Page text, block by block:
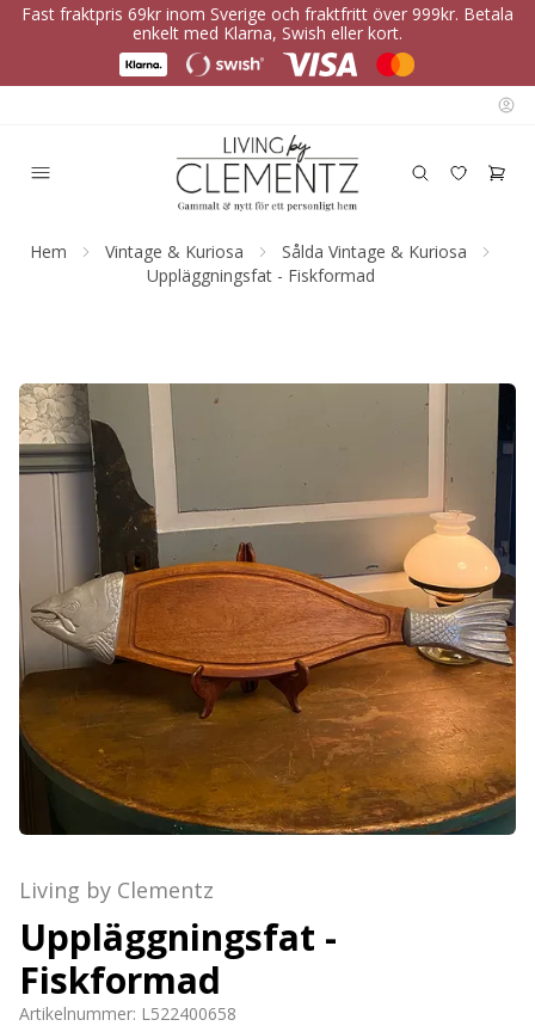
Fast fraktpris 69kr inom Sverige och fraktfritt över 999kr. Betala
enkelt med Klarna, Swish eller kort.
Hem Vintage & Kuriosa
Sålda Vintage & Kuriosa
Uppläggningsfat - Fiskformad
Living by Clementz
Uppläggningsfat -
Fiskformad
Artikelnummer: L522400658